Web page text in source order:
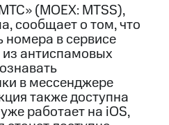
(MOEX: MTSS),
сообщает о том, что
в сервисе
антиспамовых
в мессенджере
также доступна
работает на iOS,